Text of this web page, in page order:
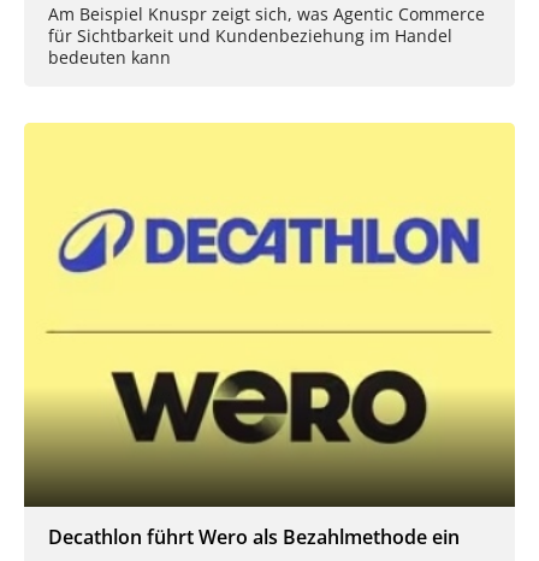
Am Beispiel Knuspr zeigt sich, was Agentic Commerce
für Sichtbarkeit und Kundenbeziehung im Handel
bedeuten kann
Decathlon führt Wero als Bezahlmethode ein